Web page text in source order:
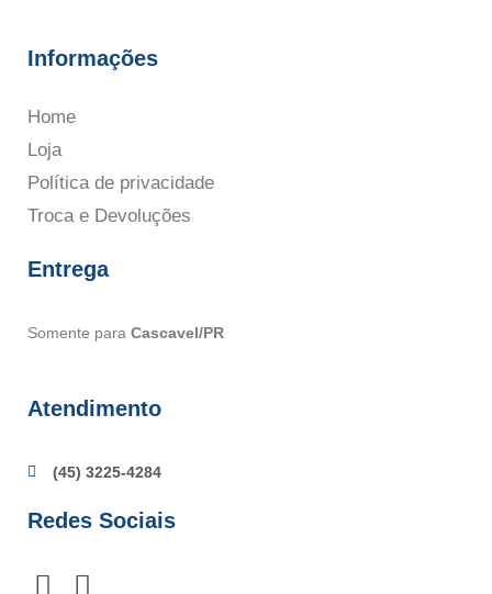
Informações
Home
Loja
Política de privacidade
Troca e Devoluções
Entrega
Somente para Cascavel/PR
Atendimento
(45) 3225-4284
Redes Sociais
F I